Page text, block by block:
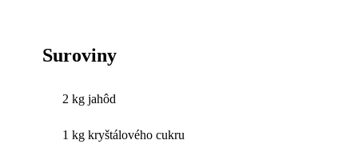
Suroviny
2 kg jahôd
1 kg kryštálového cukru